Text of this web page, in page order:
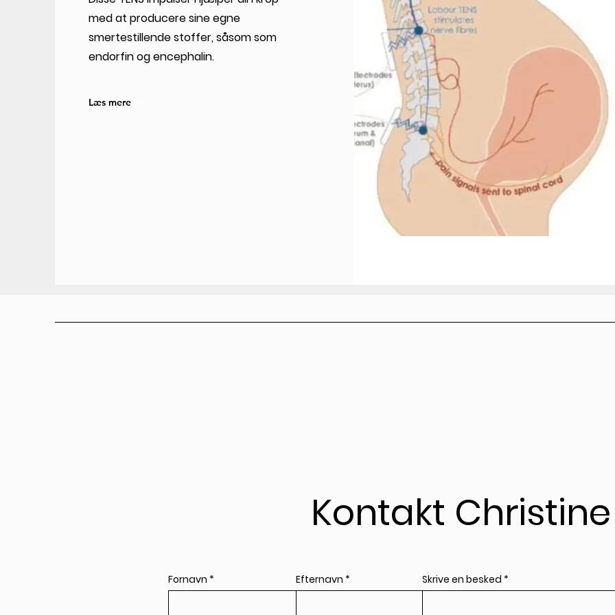
med at producere sine egne
smertestillende stoffer, såsom som
endorfin og encephalin.
Læs mere
Kontakt Christine
Fornavn Efternavn Skrive en besked